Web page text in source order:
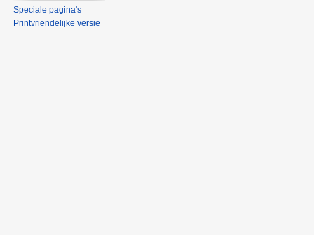
Speciale pagina's
Printvriendelijke versie